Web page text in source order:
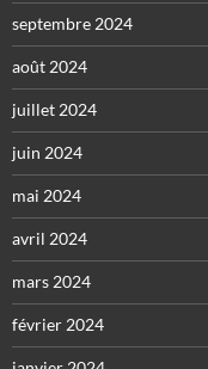
septembre 2024
août 2024
juillet 2024
juin 2024
mai 2024
avril 2024
mars 2024
février 2024